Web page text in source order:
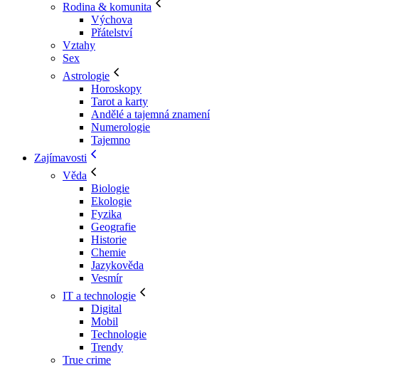
Rodina & komunita
Výchova
Přátelství
Vztahy
Sex
Astrologie
Horoskopy
Tarot a karty
Andělé a tajemná znamení
Numerologie
Tajemno
Zajímavosti
Věda
Biologie
Ekologie
Fyzika
Geografie
Historie
Chemie
Jazykověda
Vesmír
IT a technologie
Digital
Mobil
Technologie
Trendy
True crime